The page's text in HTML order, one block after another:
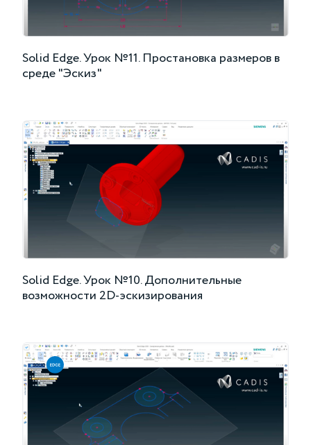
Solid Edge. Урок №11. Простановка размеров в
среде "Эскиз"
Solid Edge. Урок №10. Дополнительные
возможности 2D-эскизирования